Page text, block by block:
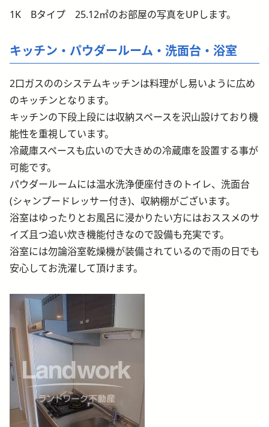
1K Bタイプ 25.12㎡のお部屋の写真をUPします。
キッチン・パウダールーム・洗面台・浴室
2口ガスののシステムキッチンは料理がし易いように広め
のキッチンとなります。
キッチンの下段上段には収納スペースを沢山設けており機
能性を重視しています。
冷蔵庫スペースも広いので大きめの冷蔵庫を設置する事が
可能です。
パウダールームには温水洗浄便座付きのトイレ、洗面台
(シャンプードレッサー付き)、収納棚がございます。
浴室はゆったりとお風呂に浸かりたい方にはおススメのサ
イズ且つ追い炊き機能付きなので設備も充実です。
浴室には勿論浴室乾燥機が装備されているので雨の日でも
安心してお洗濯して頂けます。